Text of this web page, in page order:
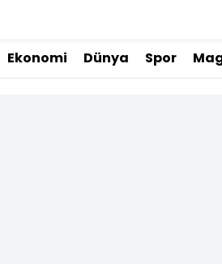
Ekonomi Dünya Spor